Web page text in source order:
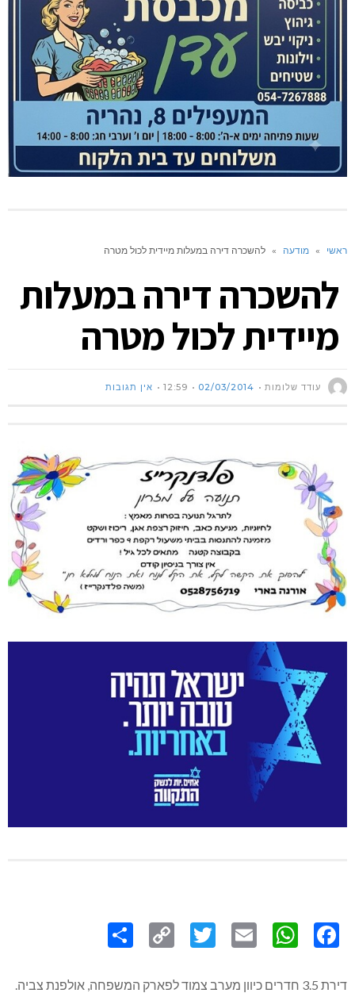
ראשי » מודעה » להשכרה דירה במעלות מיידית לכול מטרה
להשכרה דירה במעלות
מיידית לכול מטרה
עודד שלומות 02/03/2014
12:59 אין תגובות
Link
דירת 3.5 חדרים כיוון מערב צמוד לפארק המשפחה, אולפנת צביה.